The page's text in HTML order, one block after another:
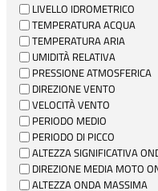
LIVELLO IDROMETRICO
TEMPERATURA ACQUA
TEMPERATURA ARIA
UMIDITÀ RELATIVA
PRESSIONE ATMOSFERICA
DIREZIONE VENTO
VELOCITÀ VENTO
PERIODO MEDIO
PERIODO DI PICCO
ALTEZZA SIGNIFICATIVA
DIREZIONE MEDIA MOTO
ALTEZZA ONDA MASSIMA